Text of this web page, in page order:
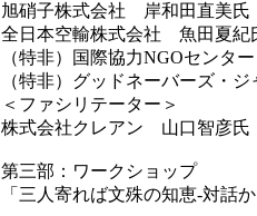
旭硝子株式会社 岸和田直美氏
全日本空輸株式会社 魚田夏紀
（特非）国際協力NGOセンタ
（特非）グッドネーバーズ・
＜ファシリテーター＞
株式会社クレアン 山口智彦氏
第三部：ワークショップ
「三人寄れば文殊の知恵-対話